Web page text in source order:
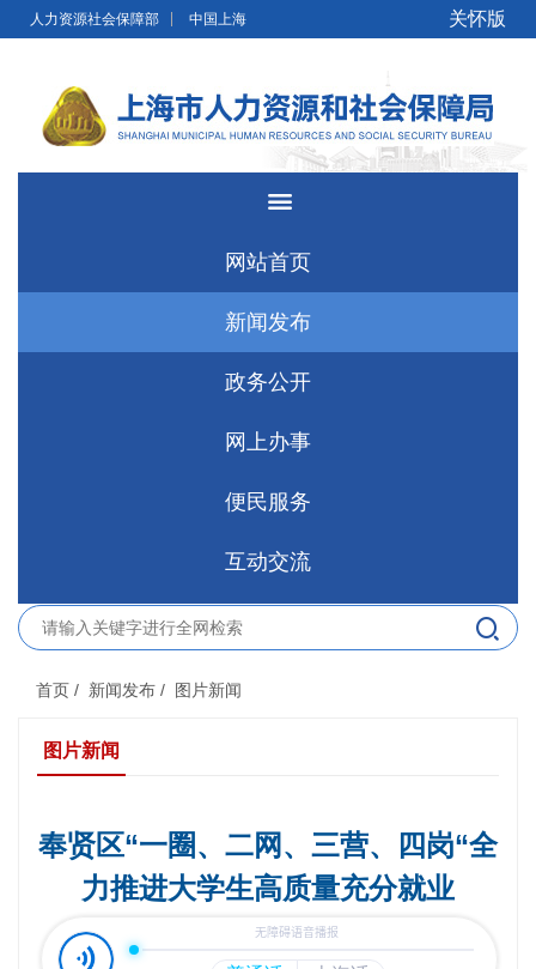
无障碍操作说明 跳转到网站导航区
人力资源社会保障部 中国上海 关怀版
网站首页
新闻发布
政务公开
网上办事
便民服务
互动交流
首页 / 新闻发布 / 图片新闻
图片新闻
奉贤区“一圈、二网、三营、四岗“全
力推进大学生高质量充分就业